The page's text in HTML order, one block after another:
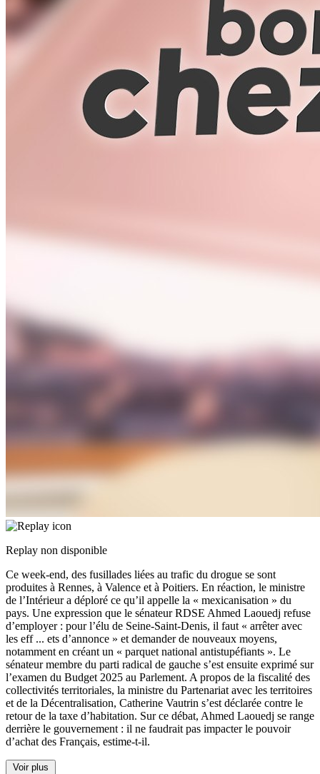
Replay non disponible
Ce week-end, des fusillades liées au trafic du drogue se sont
produites à Rennes, à Valence et à Poitiers. En réaction, le ministre
de l’Intérieur a déploré ce qu’il appelle la « mexicanisation » du
pays. Une expression que le sénateur RDSE Ahmed Laouedj refuse
d’employer : pour l’élu de Seine-Saint-Denis, il faut « arrêter avec
les eff ... ets d’annonce » et demander de nouveaux moyens,
notamment en créant un « parquet national antistupéfiants ». Le
sénateur membre du parti radical de gauche s’est ensuite exprimé sur
l’examen du Budget 2025 au Parlement. A propos de la fiscalité des
collectivités territoriales, la ministre du Partenariat avec les territoires
et de la Décentralisation, Catherine Vautrin s’est déclarée contre le
retour de la taxe d’habitation. Sur ce débat, Ahmed Laouedj se range
derrière le gouvernement : il ne faudrait pas impacter le pouvoir
d’achat des Français, estime-t-il.
Voir plus